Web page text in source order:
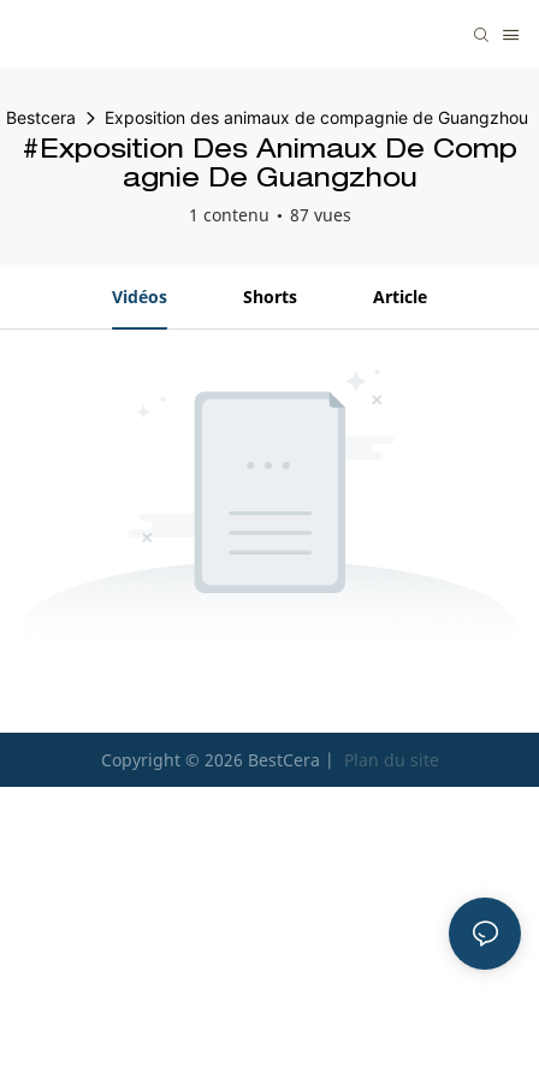
Bestcera Exposition des animaux de compagnie de Guangzhou
#Exposition Des Animaux De Comp
Agnie De Guangzhou
1 contenu 87 vues
Vidéos Shorts Article
Copyright © 2026 BestCera | Plan du site